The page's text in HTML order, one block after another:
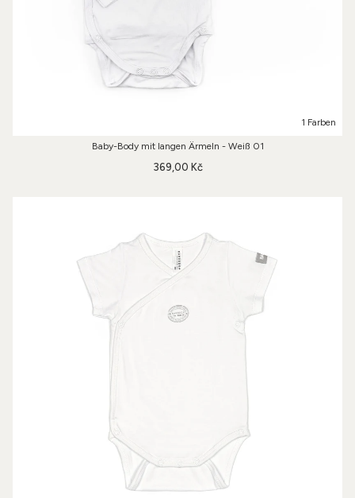
1 Farben
Baby-Body mit langen Ärmeln - Weiß 01
369,00 Kč